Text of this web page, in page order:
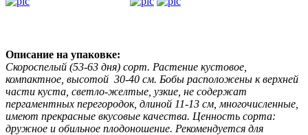
Описание на упаковке:
Скороспелый (53-63 дня) сорт. Растение кустовое,
компактное, высотой 30-40 см. Бобы расположены к верхней
части куста, светло-желтые, узкие, не содержат
пергаментных перегородок, длиной 11-13 см, многочисленные,
имеют прекрасные вкусовые качества. Ценность сорта:
дружное и обильное плодоношение. Рекомендуется для